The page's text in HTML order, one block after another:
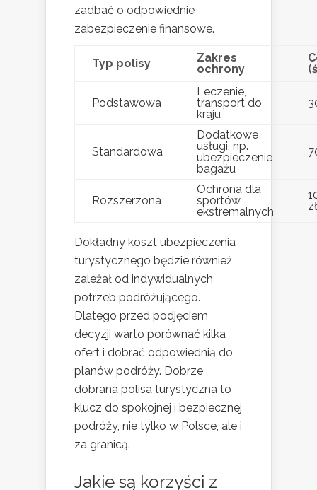
zadbać o odpowiednie
zabezpieczenie finansowe.
Typ polisy
Zakres
ochrony
Podstawowa
Leczenie,
transport do
kraju
Standardowa
Dodatkowe
usługi, np.
ubezpieczenie
bagażu
Rozszerzona
Ochrona dla
sportów
ekstremalnych
zł
Dokładny koszt ubezpieczenia
turystycznego będzie również
zależał od indywidualnych
potrzeb podróżującego.
Dlatego przed podjęciem
decyzji warto porównać kilka
ofert i dobrać odpowiednią do
planów podróży. Dobrze
dobrana polisa turystyczna to
klucz do spokojnej i bezpiecznej
podróży, nie tylko w Polsce, ale i
za granicą.
Jakie są korzyści z